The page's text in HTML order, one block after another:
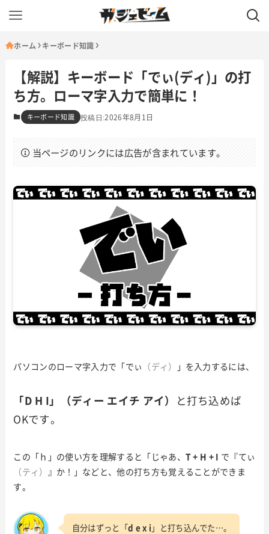
ホーム キーボード知識
【解説】キーボード「でぃ(ディ)」の打
ち方。ローマ字入力で簡単に！
キーボード知識 2026年8月1日
当ページのリンクには広告が含まれています。
パソコンのローマ字入力で「でぃ （ディ） 」を入力するには、
「D H I」（ディー エイチ アイ）
と打ち込めば
OKです。
この「ｈ」の使い方を理解すると「じゃあ、 T + H + I で『てぃ
（ティ）
』か！」などと、他の打ち方も覚えることができま
す。
自分はずっと「d e x i 」と打ち込んでた…。